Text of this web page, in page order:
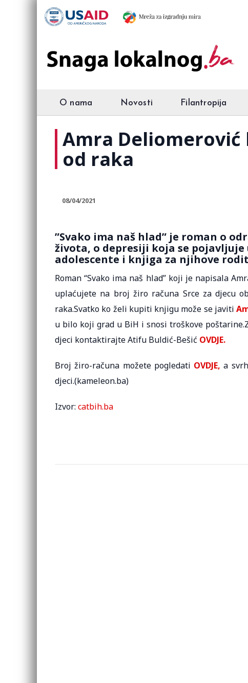
O nama Novosti Filantropija
Amra
od raka
08/04/2021
”Svako ima naš hlad” je roman o
života, o depresiji koja se pojavljuje
adolescente i knjiga za njihove
Roman “Svako ima naš hlad” koji je napisala
uplaćujete na broj žiro računa Srce za djecu
raka.Svatko ko želi kupiti knjigu može se javiti
u bilo koji grad u BiH i snosi troškove
djeci kontaktirajte Atifu Buldić-Bešić OVDJE.
Broj žiro-računa možete pogledati OVDJE, a
djeci.(kameleon.ba)
Izvor: catbih.ba